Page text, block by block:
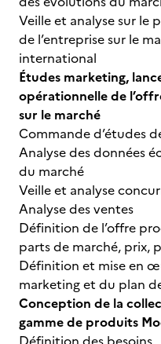
Veille et analyse sur le
de l’entreprise sur le
international
Études marketing,
opérationnelle de
sur le marché
Commande d’études
Analyse des données
du marché
Veille et analyse
Analyse des ventes
Définition de l’offre
parts de marché, prix,
Définition et mise en
marketing et du plan
Conception de la
gamme de produits